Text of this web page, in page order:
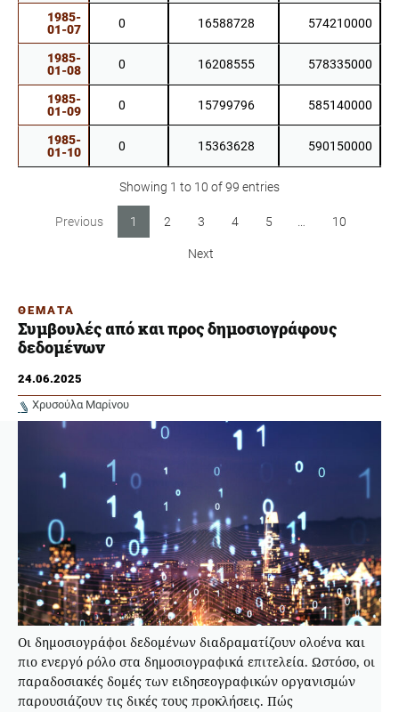
1985-
01-07
0 16588728 574210000
1985-
01-08
0 16208555 578335000
1985-
01-09
0 15799796 585140000
1985-
01-10
0 15363628 590150000
Showing 1 to 10 of 99 entries
Previous 1 2 3 4 5 10
Next
ΘΕΜΑΤΑ
Συμβουλές από και προς δημοσιογράφους
δεδομένων
24.06.2025
Χρυσούλα Μαρίνου
Οι δημοσιογράφοι δεδομένων διαδραματίζουν ολοένα και
πιο ενεργό ρόλο στα δημοσιογραφικά επιτελεία. Ωστόσο, οι
παραδοσιακές δομές των ειδησεογραφικών οργανισμών
παρουσιάζουν τις δικές τους προκλήσεις. Πώς